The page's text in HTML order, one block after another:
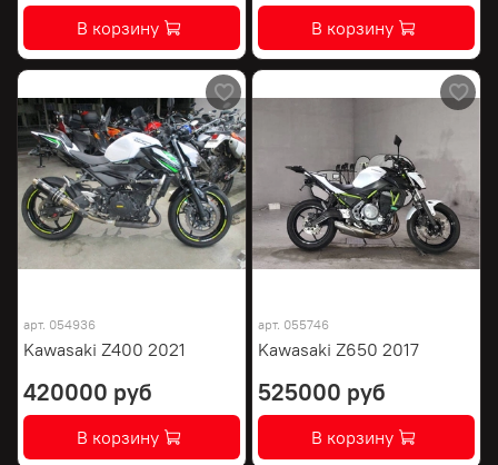
В корзину В корзину
арт. 054936
Kawasaki Z400 2021
420000 руб
В корзину
арт. 055746
Kawasaki Z650 2017
525000 руб
В корзину